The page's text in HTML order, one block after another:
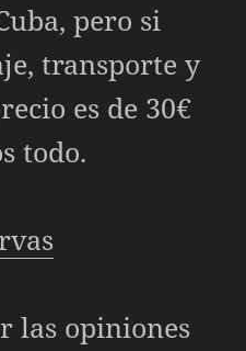
pero si
transporte y
es de 30€
todo.
las opiniones